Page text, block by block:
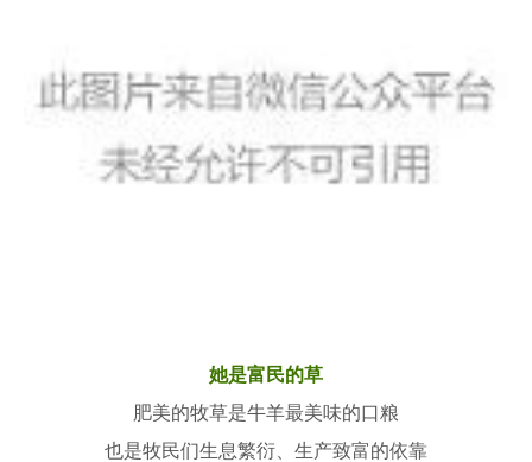
她是富民的草
肥美的牧草是牛羊最美味的口粮
也是牧民们生息繁衍、生产致富的依靠